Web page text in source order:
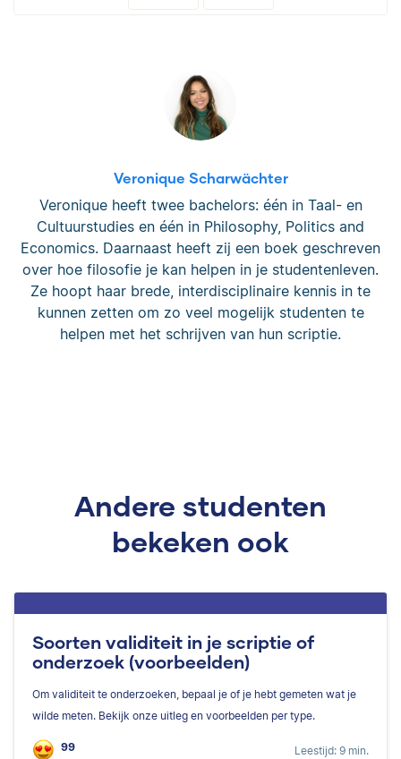
Veronique Scharwächter
Veronique heeft twee bachelors: één in Taal- en
Cultuurstudies en één in Philosophy, Politics and
Economics. Daarnaast heeft zij een boek geschreven
over hoe filosofie je kan helpen in je studentenleven.
Ze hoopt haar brede, interdisciplinaire kennis in te
kunnen zetten om zo veel mogelijk studenten te
helpen met het schrijven van hun scriptie.
Andere studenten
bekeken ook
Soorten validiteit in je scriptie of
onderzoek (voorbeelden)
Om validiteit te onderzoeken, bepaal je of je hebt gemeten wat je
wilde meten. Bekijk onze uitleg en voorbeelden per type.
99 Leestijd: 9 min.